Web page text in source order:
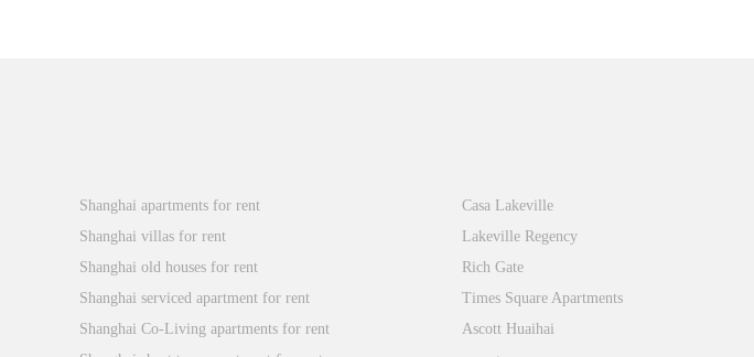
Shanghai apartments for rent
Shanghai villas for rent
Shanghai old houses for rent
Shanghai serviced apartment for rent
Shanghai Co-Living apartments for rent
Casa Lakeville
Lakeville Regency
Rich Gate
Times Square Apartments
Ascott Huaihai